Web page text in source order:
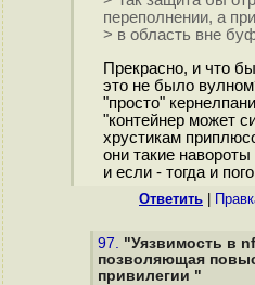
переполнении, а
> в область вне
Прекрасно, и что
это не было
"просто"
"контейнер может
хрустикам
они такие
и если - тогда и
Ответить
97. "Уязвимость в
позволяющая
привилегии "